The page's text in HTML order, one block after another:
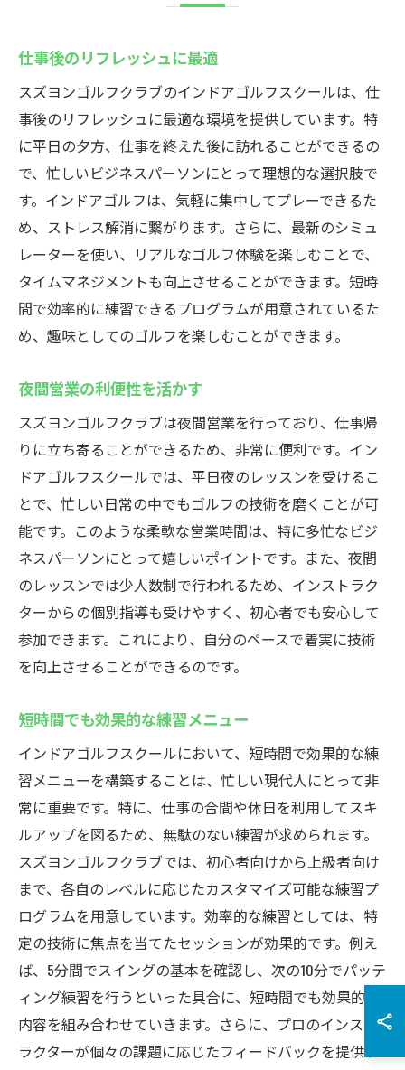
仕事後のリフレッシュに最適
スズヨンゴルフクラブのインドアゴルフスクールは、仕
事後のリフレッシュに最適な環境を提供しています。特
に平日の夕方、仕事を終えた後に訪れることができるの
で、忙しいビジネスパーソンにとって理想的な選択肢で
す。インドアゴルフは、気軽に集中してプレーできるた
め、ストレス解消に繋がります。さらに、最新のシミュ
レーターを使い、リアルなゴルフ体験を楽しむことで、
タイムマネジメントも向上させることができます。短時
間で効率的に練習できるプログラムが用意されているた
め、趣味としてのゴルフを楽しむことができます。
夜間営業の利便性を活かす
スズヨンゴルフクラブは夜間営業を行っており、仕事帰
りに立ち寄ることができるため、非常に便利です。イン
ドアゴルフスクールでは、平日夜のレッスンを受けるこ
とで、忙しい日常の中でもゴルフの技術を磨くことが可
能です。このような柔軟な営業時間は、特に多忙なビジ
ネスパーソンにとって嬉しいポイントです。また、夜間
のレッスンでは少人数制で行われるため、インストラク
ターからの個別指導も受けやすく、初心者でも安心して
参加できます。これにより、自分のペースで着実に技術
を向上させることができるのです。
短時間でも効果的な練習メニュー
インドアゴルフスクールにおいて、短時間で効果的な練
習メニューを構築することは、忙しい現代人にとって非
常に重要です。特に、仕事の合間や休日を利用してスキ
ルアップを図るため、無駄のない練習が求められます。
スズヨンゴルフクラブでは、初心者向けから上級者向け
まで、各自のレベルに応じたカスタマイズ可能な練習プ
ログラムを用意しています。効率的な練習としては、特
定の技術に焦点を当てたセッションが効果的です。例え
ば、5分間でスイングの基本を確認し、次の10分でパッテ
ィング練習を行うといった具合に、短時間でも効果的な
内容を組み合わせていきます。さらに、プロのインスト
ラクターが個々の課題に応じたフィードバックを提供す